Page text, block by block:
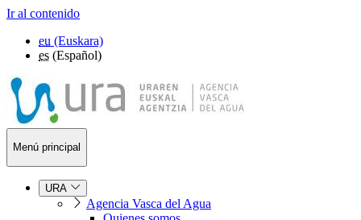
Ir al contenido
eu (Euskara)
es (Español)
Menú principal
URA
Agencia Vasca del Agua